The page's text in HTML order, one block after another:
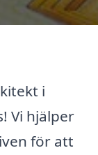
i
Vi hjälper
för att